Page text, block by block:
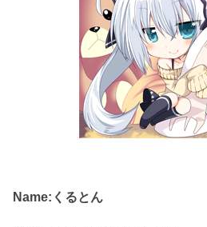
Name:くるとん